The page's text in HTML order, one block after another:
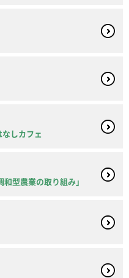
なしカフェ
型農業の取り組み」